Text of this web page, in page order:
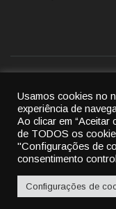
Política de
© 2022 União das
By
Usamos cookies no
experiência de
Ao clicar em “Aceitar
de TODOS os
"Configurações de
consentimento
Configurações de